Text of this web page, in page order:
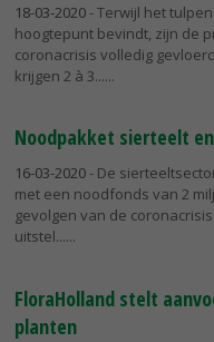
18-03-2020- Terwijl het
hoogtepunt bevindt, zijn de
coronacrisis volledig
krijgen 2 à 3...
Noodpakket sierteelt
16-03-2020- De
met een noodfonds van 2
gevolgen van de
uitstel...
FloraHolland stelt
planten